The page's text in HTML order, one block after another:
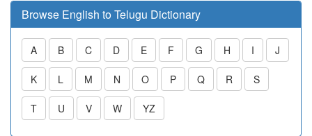
Browse English to Telugu Dictionary
A B C D E F G H I J
K L M N O P Q R S
T U V W YZ